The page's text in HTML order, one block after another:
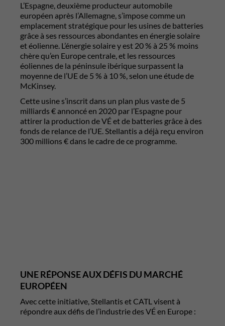
L’Espagne, deuxième producteur automobile
européen après l’Allemagne, s’impose comme un
emplacement stratégique pour les usines de batteries
grâce à ses ressources abondantes en énergie solaire
et éolienne. L’énergie solaire y est 20 % à 25 % moins
chère qu’en Europe centrale, et les ressources
éoliennes de la péninsule ibérique surpassent la
moyenne de l’UE de 5 % à 10 %, selon une étude de
McKinsey.
Cette usine s’inscrit dans un plan plus vaste de 5
milliards € annoncé en 2020 par l’Espagne pour
attirer la production de VÉ et de batteries grâce à des
fonds de relance de l’UE. Stellantis a déjà reçu environ
300 millions € dans le cadre de ce programme.
UNE RÉPONSE AUX DÉFIS DU MARCHÉ
EUROPÉEN
Avec cette initiative, Stellantis et CATL visent à
répondre aux défis de l’industrie des VÉ en Europe :